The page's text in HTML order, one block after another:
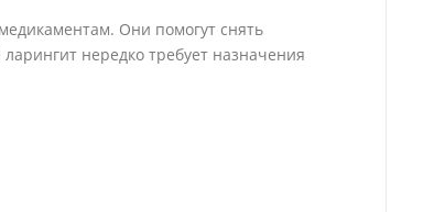
Они помогут снять
нередко требует назначения